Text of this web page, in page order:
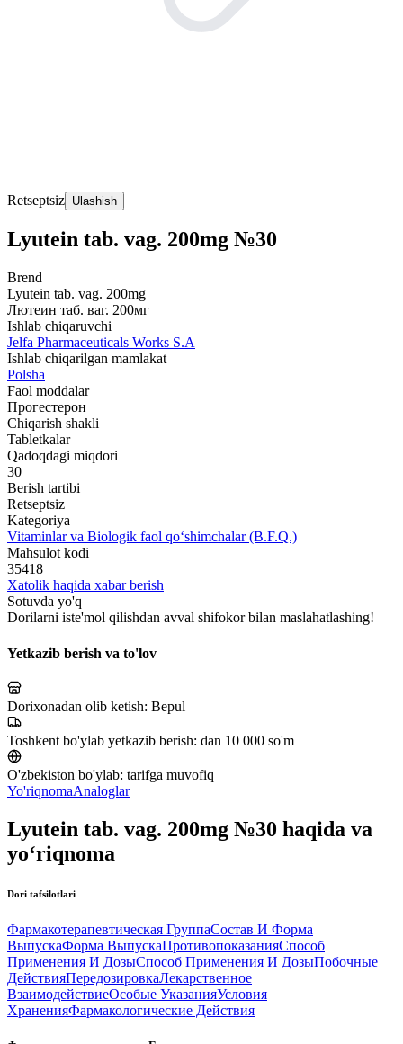
Retseptsiz Ulashish
Lyutein tab. vag. 200mg №30
Brend
Lyutein tab. vag. 200mg
Лютеин таб. ваг. 200мг
Ishlab chiqaruvchi
Jelfa Pharmaceuticals Works S.A
Ishlab chiqarilgan mamlakat
Polsha
Faol moddalar
Прогестерон
Chiqarish shakli
Tabletkalar
Qadoqdagi miqdori
30
Berish tartibi
Retseptsiz
Kategoriya
Vitaminlar va Biologik faol qo‘shimchalar (B.F.Q.)
Mahsulot kodi
35418
Xatolik haqida xabar berish
Sotuvda yo'q
Dorilarni iste'mol qilishdan avval shifokor bilan maslahatlashing!
Yetkazib berish va to'lov
Dorixonadan olib ketish: Bepul
Toshkent bo'ylab yetkazib berish: dan 10 000 so'm
O'zbekiston bo'ylab: tarifga muvofiq
Yo'riqnomaAnaloglar
Lyutein tab. vag. 200mg №30 haqida va
yo‘riqnoma
Dori tafsilotlari
Фармакотерапевтическая ГруппаСостав И Форма
ВыпускаФорма ВыпускаПротивопоказанияСпособ
Применения И ДозыСпособ Применения И ДозыПобочные
ДействияПередозировкаЛекарственное
ВзаимодействиеОсобые УказанияУсловия
ХраненияФармакологические Действия